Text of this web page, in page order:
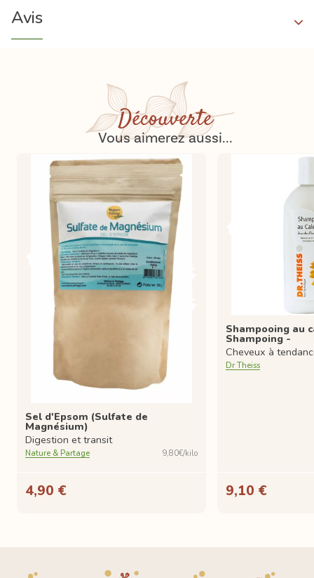
Avis
Découverte
Vous aimerez aussi...
Sel d'Epsom (Sulfate de
Magnésium)
Digestion et transit
Nature & Partage 9,80€/kilo
4,90 €
Shampooing au
Shampoing -
Cheveux à
Dr Theiss
9,10 €